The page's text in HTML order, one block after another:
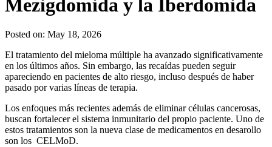
Mezigdomida y la Iberdomida
Posted on: May 18, 2026
El tratamiento del mieloma múltiple ha avanzado significativamente
en los últimos años. Sin embargo, las recaídas pueden seguir
apareciendo en pacientes de alto riesgo, incluso después de haber
pasado por varias líneas de terapia.
Los enfoques más recientes además de eliminar células cancerosas,
buscan fortalecer el sistema inmunitario del propio paciente. Uno de
estos tratamientos son la nueva clase de medicamentos en desarollo
son los CELMoD.